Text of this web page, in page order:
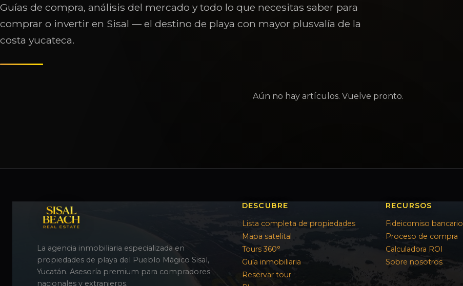
Guías de compra, análisis del mercado y todo lo que necesitas saber para
comprar o invertir en Sisal — el destino de playa con mayor plusvalía de la
costa yucateca.
Aún no hay artículos. Vuelve pronto.
La agencia inmobiliaria especializada en
propiedades de playa del Pueblo Mágico Sisal,
Yucatán. Asesoría premium para compradores
nacionales y extranjeros.
DESCUBRE
Lista completa de propiedades
Mapa satelital
Tours 360°
Guía inmobiliaria
Reservar tour
RECURSOS
Fideicomiso bancario
Proceso de compra
Calculadora ROI
Sobre nosotros